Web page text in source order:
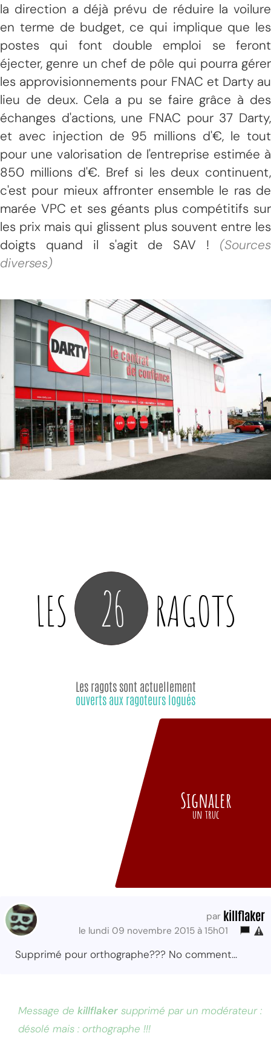
la direction a déjà prévu de réduire la voilure
en terme de budget, ce qui implique que les
postes qui font double emploi se feront
éjecter, genre un chef de pôle qui pourra gérer
les approvisionnements pour FNAC et Darty au
lieu de deux. Cela a pu se faire grâce à des
échanges d'actions, une FNAC pour 37 Darty,
et avec injection de 95 millions d'€, le tout
pour une valorisation de l'entreprise estimée à
850 millions d'€. Bref si les deux continuent,
c'est pour mieux affronter ensemble le ras de
marée VPC et ses géants plus compétitifs sur
les prix mais qui glissent plus souvent entre les
doigts quand il s'agit de SAV ! (Sources
diverses)
LES 26 RAGOTS
Les ragots sont actuellement
ouverts aux ragoteurs logués
Signaler
un truc
par killflaker
le lundi 09 novembre 2015 à 15h01
Supprimé pour orthographe??? No comment...
Message de killflaker supprimé par un modérateur :
désolé mais : orthographe !!!